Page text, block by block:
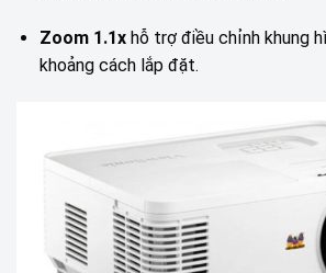
Zoom 1.1xhỗ trợ điều chỉnh khung
khoảng cách lắp đặt.